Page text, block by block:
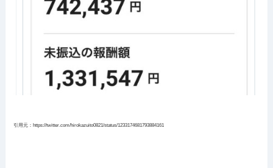
引用元：https://twitter.com/hirokazuito0821/status/1233174681793884161